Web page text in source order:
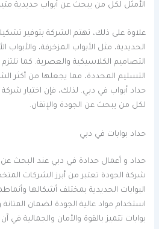
الأمثل لكل من يبحث عن أبواب حديدية
علاوة على ذلك، تهتم الشركة بتوفير
الحديدية، مثل الأبواب المزخرفة، والأبواب
التصاميم الكلاسيكية والعصرية. كما
التسليم المحددة، مما يجعلها من أكثر
حداد أبواب في دبي. لذلك، فإن اختيار
لكل من يبحث عن الجودة والإتقان.
حداد بوابات في دبي
حداد و أعمال حدادة في دبي عند البحث عن
شركة الجودة تعتبر من أبرز الشركات
البوابات الحديدية بمختلف أشكالها
استخدام مواد عالية الجودة لضمان المتانة
بوابات تتميز بالقوة والأمان والجمالية في